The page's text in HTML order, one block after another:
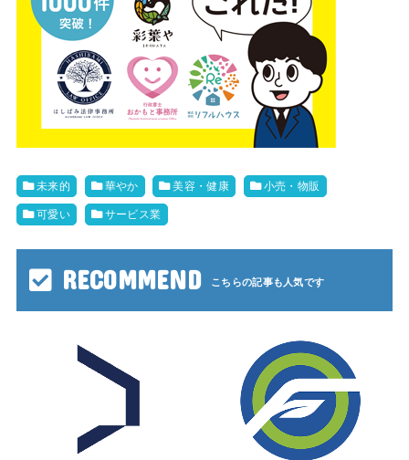
未来的 華やか 美容・健康 小売・物販
可愛い サービス業
RECOMMEND